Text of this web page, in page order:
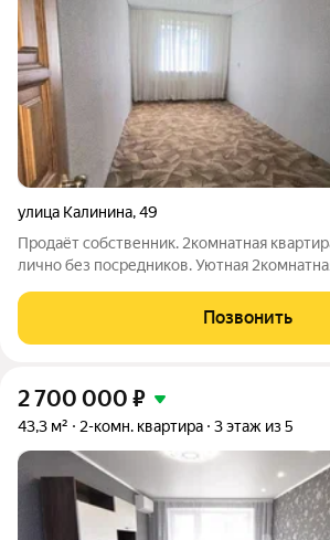
улица Калинина,49
Продаёт собственник. 2комнатная
лично без посредников. Уютная 2комнатная квартира 4 этаж из
кухня 6 м. Распашная планировка:
много света
Позвонить
2 700 000 ₽
43,3 м² 2-комн. квартира 3 этаж из 5